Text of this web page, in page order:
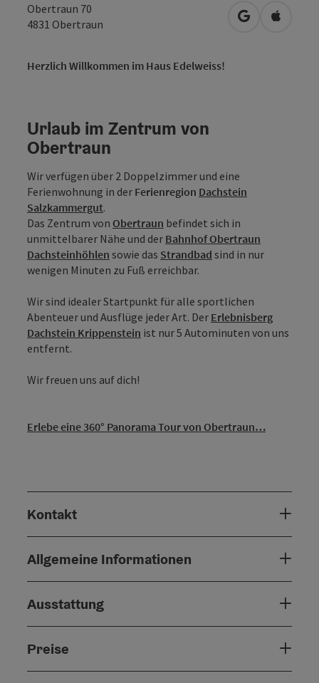
Obertraun 70
4831 Obertraun in Google
in
Herzlich Willkommen im Haus Edelweiss!
Urlaub im Zentrum von
Obertraun
Wir verfügen über 2 Doppelzimmer und eine
Ferienwohnung in der Ferienregion Dachstein
Salzkammergut.
Das Zentrum von Obertraun befindet sich in
unmittelbarer Nähe und der Bahnhof Obertraun
Dachsteinhöhlen sowie das Strandbad sind in nur
wenigen Minuten zu Fuß erreichbar.
Wir sind idealer Startpunkt für alle sportlichen
Abenteuer und Ausflüge jeder Art. Der Erlebnisberg
Dachstein Krippenstein ist nur 5 Autominuten von uns
entfernt.
Wir freuen uns auf dich!
Erlebe eine 360° Panorama Tour von Obertraun…
Kontakt
Allgemeine Informationen
Ausstattung
Preise